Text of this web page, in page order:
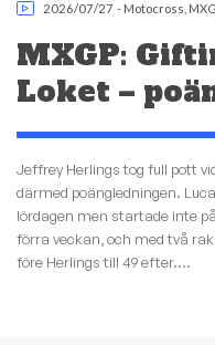
2026/07/27 - Motocross
MXGP:
Loket –
Jeffrey Herlings tog full pott
därmed poängledningen.
lördagen men startade inte
förra veckan, och med två
före Herlings till 49 efter....